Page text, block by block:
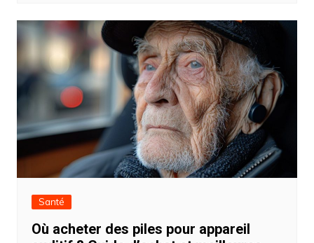
Santé
Où acheter des piles pour appareil